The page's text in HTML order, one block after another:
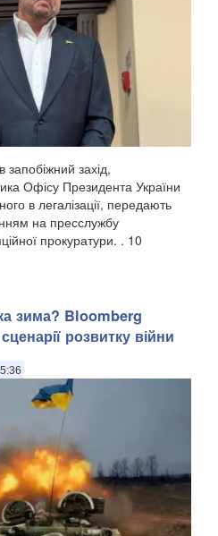
захід,
Офісу Президента України
в легалізації, передають
на пресслужбу
прокуратури. . 10
зима? Bloomberg
розвитку війни